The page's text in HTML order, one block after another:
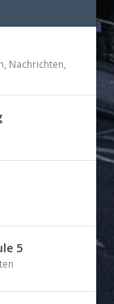
, Nachrichten,
5